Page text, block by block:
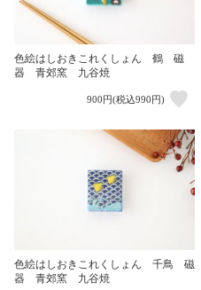
色絵はしおきこれくしょん 鶴 磁
器 青郊窯 九谷焼
900円(税込990円)
色絵はしおきこれくしょん 千鳥 磁
器 青郊窯 九谷焼